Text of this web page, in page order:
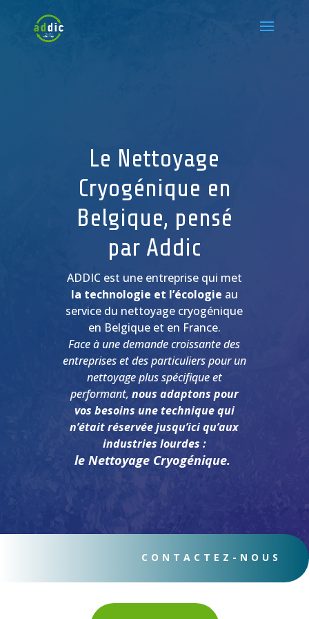
Le Nettoyage
Cryogénique en
Belgique, pensé
par Addic
ADDIC est une entreprise qui met
la technologie et l’écologie au
service du nettoyage cryogénique
en Belgique et en France.
Face à une demande croissante des
entreprises et des particuliers pour un
nettoyage plus spécifique et
performant, nous adaptons pour
vos besoins une technique qui
n’était réservée jusqu’ici qu’aux
industries lourdes :
le Nettoyage Cryogénique.
CONTACTEZ-NOUS